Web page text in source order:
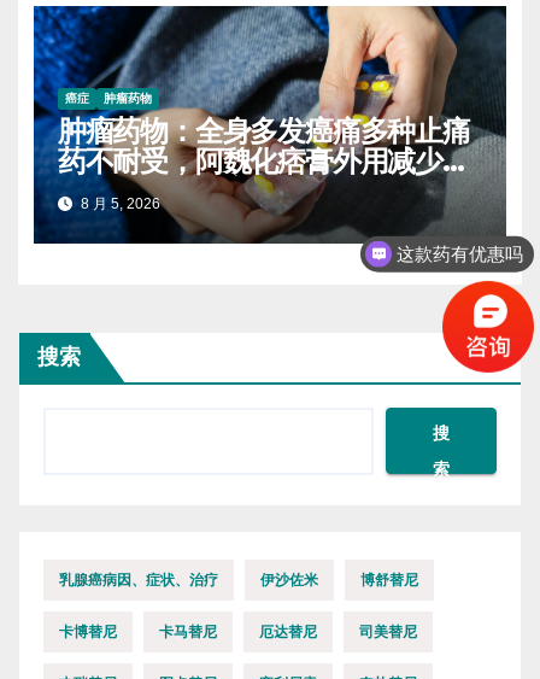
癌症 肿瘤药物
肿瘤药物：全身多发癌痛多种止痛
药不耐受，阿魏化痞膏外用减少口
服药量的实操案例
8 月 5, 2026
搜索
搜
索
乳腺癌病因、症状、治疗 伊沙佐米 博舒替尼
卡博替尼 卡马替尼 厄达替尼 司美替尼
这款药有优惠吗